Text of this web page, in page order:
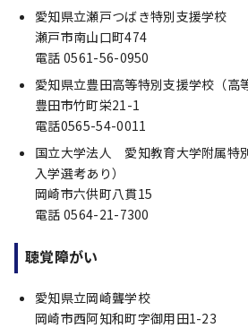
愛知県立瀬戸つばき特別支援学校
瀬戸市南山口町474
電話 0561-56-0950
愛知県立豊田高等特別支援学校（高
豊田市竹町栄21-1
電話0565-54-0011
国立大学法人 愛知教育大学附属特
入学選考あり）
岡崎市六供町八貫15
電話 0564-21-7300
聴覚障がい
愛知県立岡崎聾学校
岡崎市西阿知和町字御用田1-23